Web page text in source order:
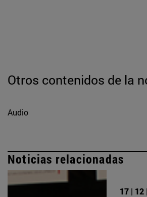
Otros contenidos de la
Audio
Noticias relacionadas
17 | 12